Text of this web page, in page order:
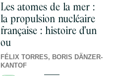
Les atomes de la mer :
la propulsion nucléaire
française : histoire d'un
ou
FÉLIX TORRES, BORIS DÄNZER-
KANTOF